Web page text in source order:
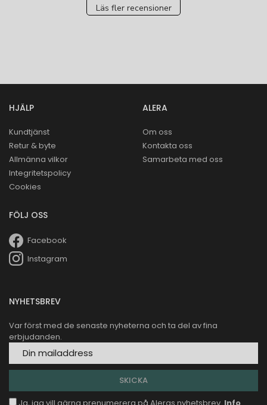
Läs fler recensioner
HJÄLP
Kundtjänst
Retur & byte
Allmänna vilkor
Integritetspolicy
Cookies
ALERA
Om oss
Kontakta oss
Samarbeta med oss
FÖLJ OSS
Facebook
Instagram
NYHETSBREV
Var först med de senaste nyheterna och ta del av fina
erbjudanden.
Ja, jag vill gärna prenumerera på Aleras nyhetsbrev. Info